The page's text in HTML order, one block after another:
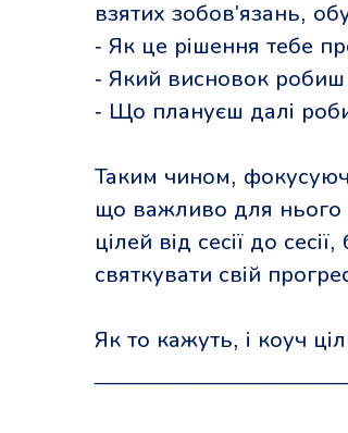
взятих зобов'язань,
- Як це рішення тебе
- Який висновок робиш
- Що плануєш далі
Таким чином,
що важливо для нього
цілей від сесії до
святкувати свій
Як то кажуть, і коуч